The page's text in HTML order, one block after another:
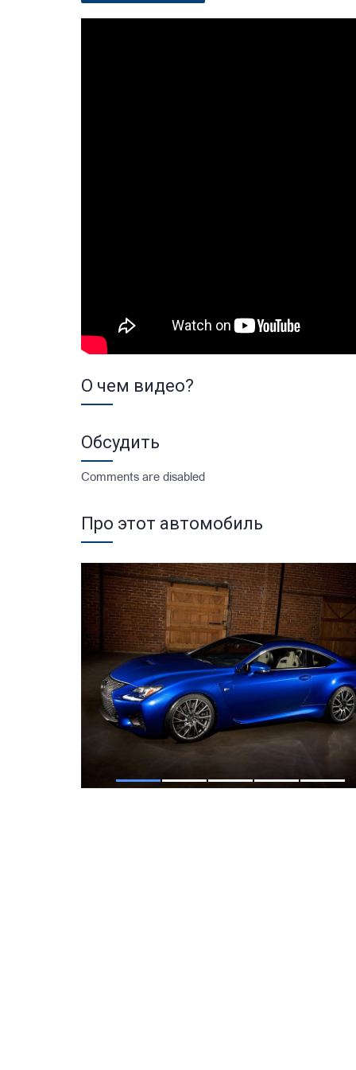
О чем видео?
Обсудить
Comments are disabled
Про этот автомобиль